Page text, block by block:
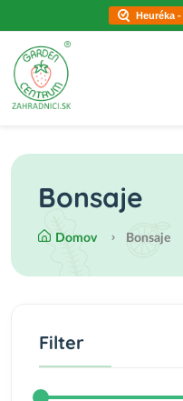
Heuréka
Bonsaje
Domov Bonsaje
Filter